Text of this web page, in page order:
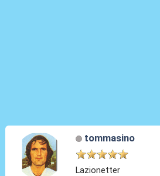
tommasino
Lazionetter